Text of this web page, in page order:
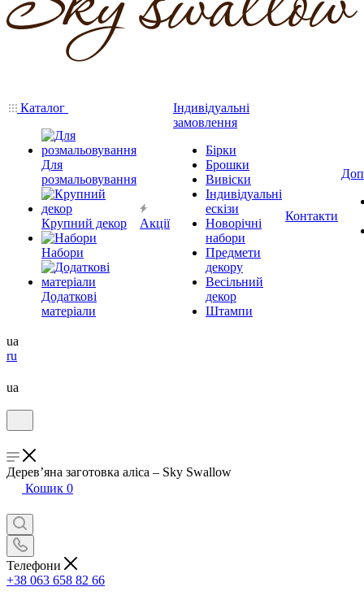
Каталог
Для
розмальовування
Крупний декор
Набори
Додаткові
матеріали
Акції
Індивідуальні
замовлення
Бірки
Брошки
Вивіски
Індивідуальні
ескізи
Новорічні
набори
Предмети
декору
Весільний
декор
Штампи
Контакти
ua
ru
ua
Дерев’яна заготовка аліса – Sky Swallow
Кошик 0
Телефони
+38 063 658 82 66